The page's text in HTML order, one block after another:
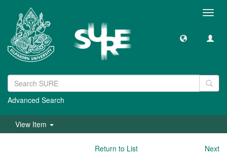
Advanced Search
View Item
Return to List Next